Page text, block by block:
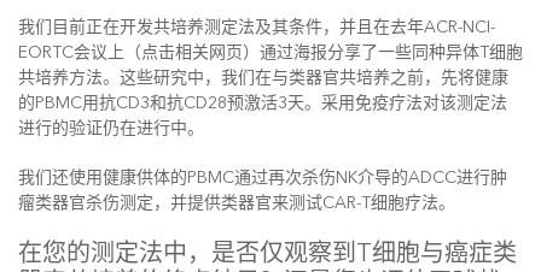
我们目前正在开发共培养测定法及其条件，并且在去年ACR-NCI-
EORTC会议上（点击相关网页）通过海报分享了一些同种异体T细胞
共培养方法。这些研究中，我们在与类器官共培养之前，先将健康
的PBMC用抗CD3和抗CD28预激活3天。采用免疫疗法对该测定法
进行的验证仍在进行中。
我们还使用健康供体的PBMC通过再次杀伤NK介导的ADCC进行肿
瘤类器官杀伤测定，并提供类器官来测试CAR-T细胞疗法。
在您的测定法中，是否仅观察到T细胞与癌症类